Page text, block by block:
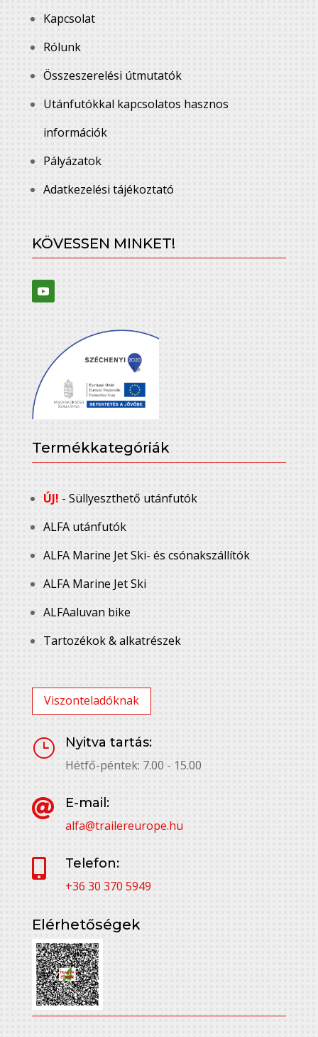
Kapcsolat
Rólunk
Összeszerelési útmutatók
Utánfutókkal kapcsolatos hasznos
információk
Pályázatok
Adatkezelési tájékoztató
KÖVESSEN MINKET!
Termékkategóriák
ÚJ! - Süllyeszthető utánfutók
ALFA utánfutók
ALFA Marine Jet Ski- és csónakszállítók
ALFA Marine Jet Ski
ALFAaluvan bike
Tartozékok & alkatrészek
Viszonteladóknak
}
Nyitva tartás:
Hétfő-péntek: 7.00 - 15.00

E-mail:
alfa@trailereurope.hu

Telefon:
+36 30 370 5949
Elérhetőségek